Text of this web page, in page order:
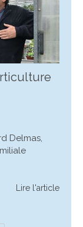
Delmas,
Lire l'article